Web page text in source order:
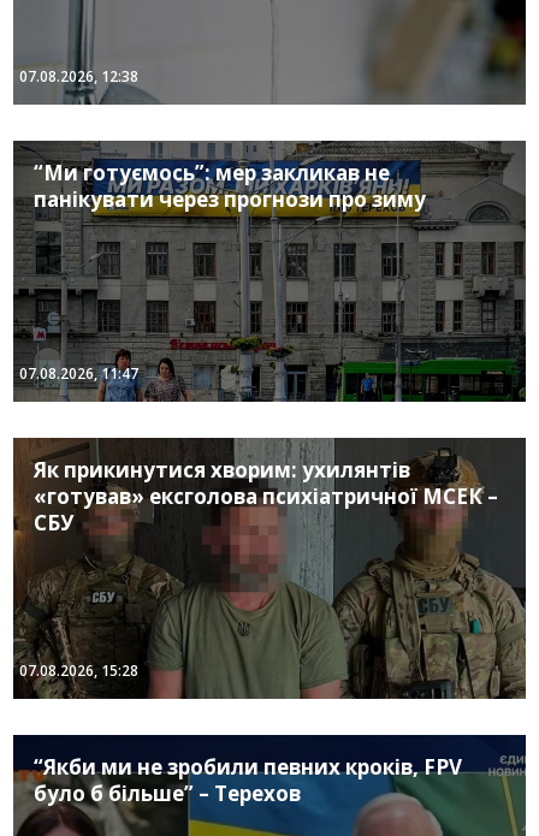
07.08.2026, 12:38
“Ми готуємось”: мер закликав не
панікувати через прогнози про зиму
07.08.2026, 11:47
Як прикинутися хворим: ухилянтів
«готував» ексголова психіатричної МСЕК –
СБУ
07.08.2026, 15:28
“Якби ми не зробили певних кроків, FPV
було б більше” – Терехов